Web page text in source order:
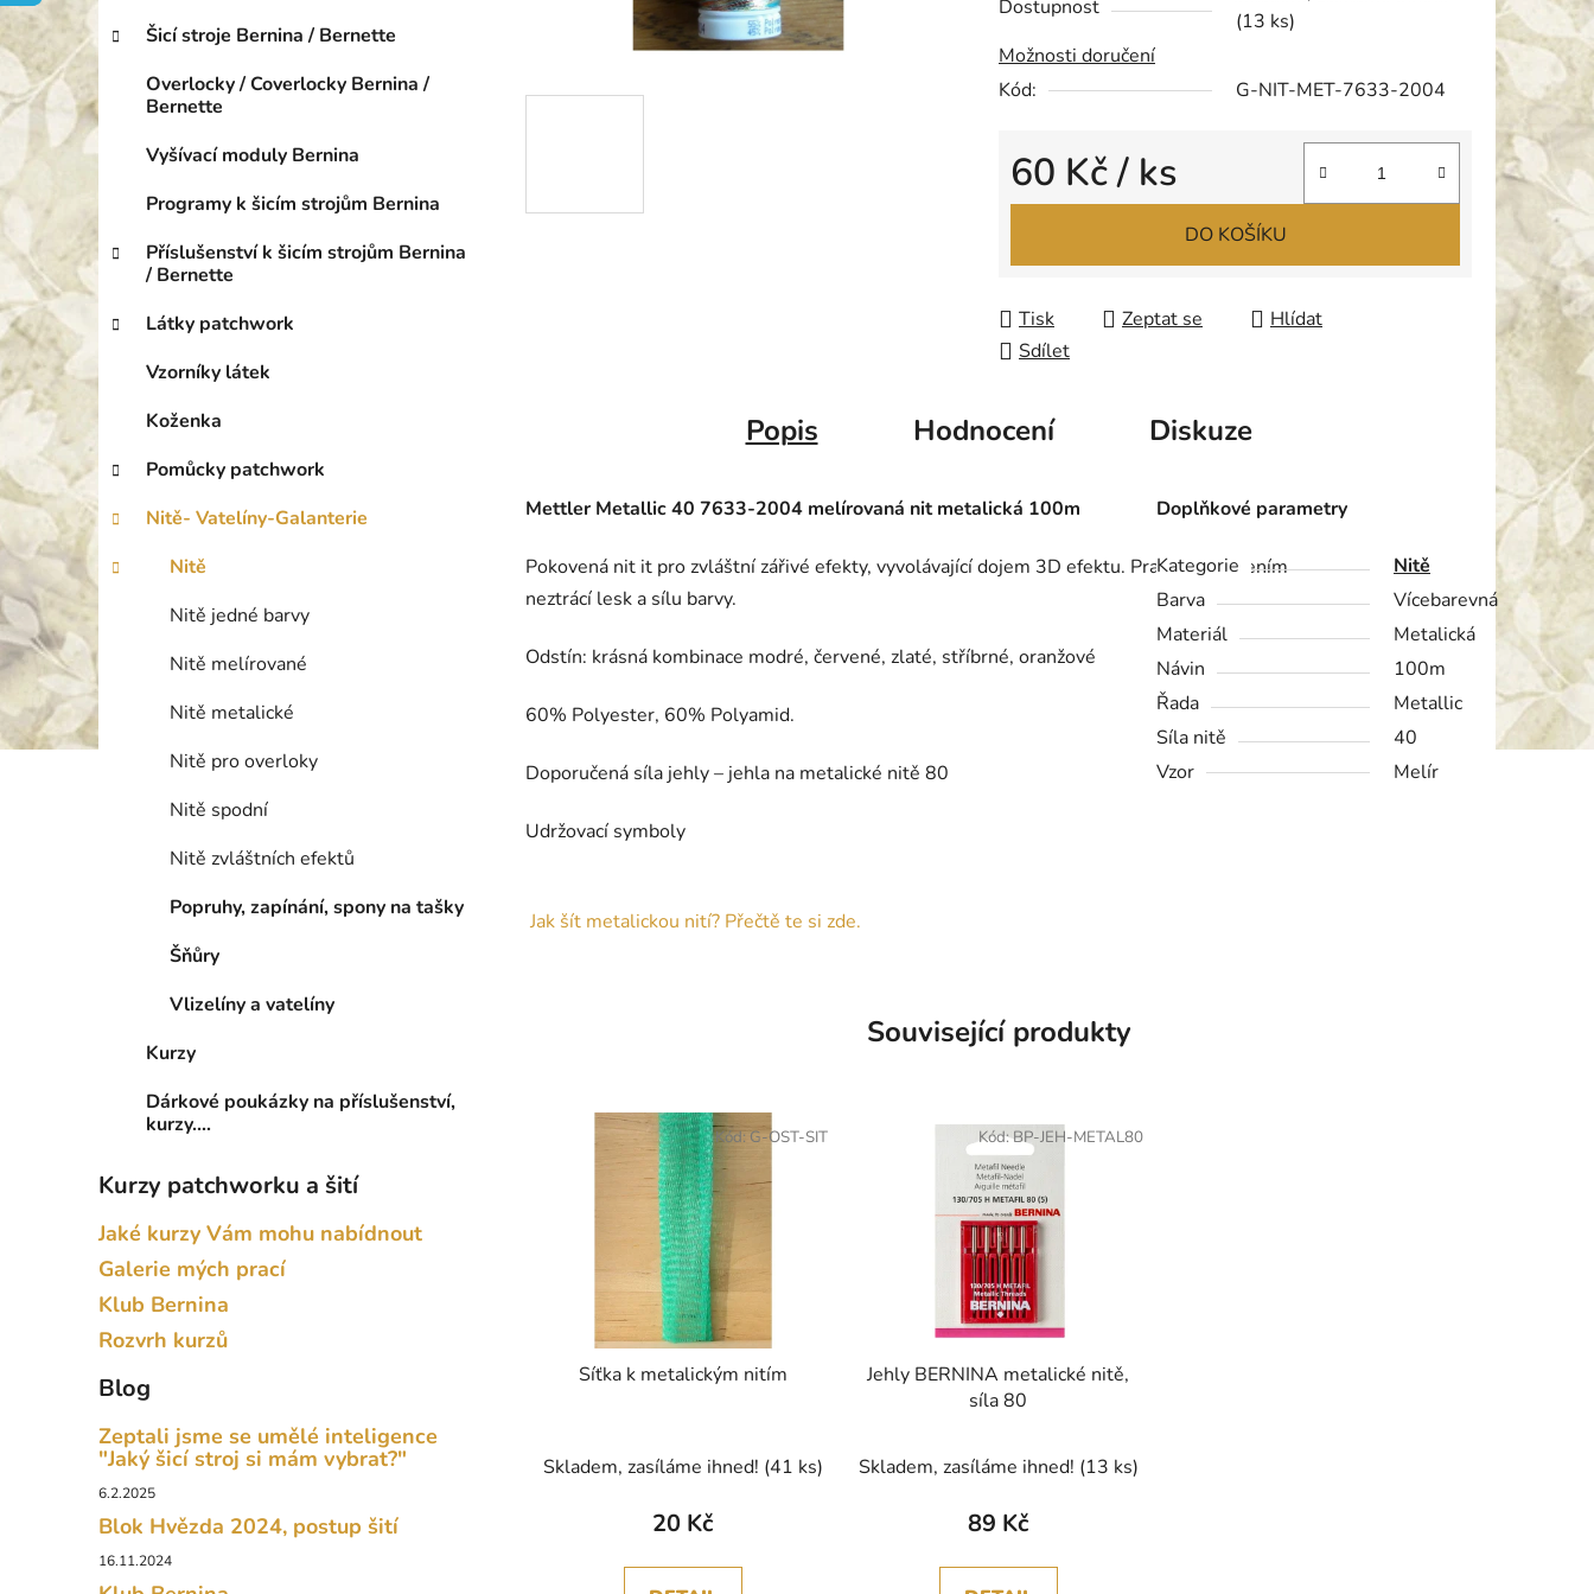
a
e
o
i
Šicí stroje Bernina / Bernette
Overlocky / Coverlocky Bernina /
Bernette
Vyšívací moduly Bernina
Programy k šicím strojům Bernina
Příslušenství k šicím strojům Bernina
/ Bernette
Látky patchwork
Vzorníky látek
Koženka
Pomůcky patchwork
Nitě- Vatelíny-Galanterie
Nitě
Nitě jedné barvy
Nitě melírované
Nitě metalické
Nitě pro overloky
Nitě spodní
Nitě zvláštních efektů
Popruhy, zapínání, spony na tašky
Šňůry
Vlizelíny a vatelíny
Kurzy
Dárkové poukázky na příslušenství,
kurzy....
Kurzy patchworku a šití
Jaké kurzy Vám mohu nabídnout
Galerie mých prací
Klub Bernina
Rozvrh kurzů
Blog
Zeptali jsme se umělé inteligence
"Jaký šicí stroj si mám vybrat?"
6.2.2025
Blok Hvězda 2024, postup šití
16.11.2024
z
5
Dostupnost
(13 ks)
Možnosti doručení
Kód:
G-NIT-MET-7633-2004
60 Kč/ ks
Měrná cena:
DO KOŠÍKU
Tisk Zeptat se
Hlídat
Sdílet
Popis Hodnocení Diskuze
Mettler Metallic 40 7633-2004 melírovaná nit metalická 100m
Pokovená nit it pro zvláštní zářivé efekty, vyvolávající dojem 3D efektu. Praním a žehlením
neztrácí lesk a sílu barvy.
Odstín: krásná kombinace modré, červené, zlaté, stříbrné, oranžové
60% Polyester, 60% Polyamid.
Doporučená síla jehly – jehla na metalické nitě 80
Udržovací symboly
Jak šít metalickou nití? Přečtě te si zde.
Doplňkové parametry
Kategorie
Nitě
Barva
Vícebarevná
Materiál
Metalická
Návin
100m
Řada
Metallic
Síla nitě
40
Vzor
Melír
Související produkty
Síťka k metalickým nitím
Skladem, zasíláme ihned! (41 ks)
20 Kč
Kód:G-OST-SIT
Jehly BERNINA metalické nitě,
síla 80
Skladem, zasíláme ihned! (13 ks)
89 Kč
Kód:BP-JEH-METAL80